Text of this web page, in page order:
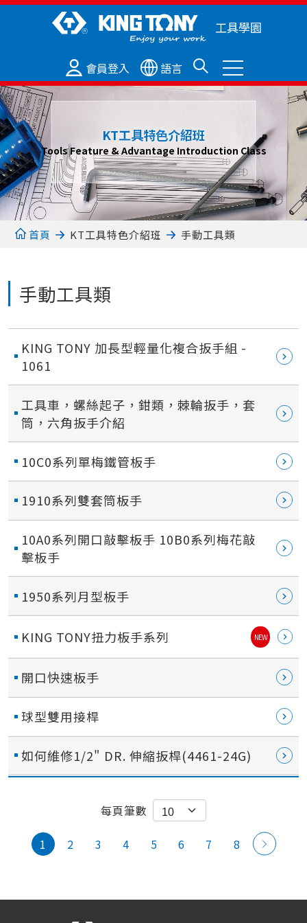
工具學園
會員登入 語言
KT工具特色介紹班
Tools Feature & Advantage Introduction Class
首頁 KT工具特色介紹班 手動工具類
手動工具類
KING TONY 加長型輕量化複合扳手組 -
1061
工具車，螺絲起子，鉗類，棘輪扳手，套
筒，六角扳手介紹
10C0系列單梅鐵管板手
1910系列雙套筒板手
10A0系列開口敲擊板手 10B0系列梅花敲
擊板手
1950系列月型板手
KING TONY扭力板手系列 NEW
開口快速板手
球型雙用接桿
如何維修1/2" DR. 伸縮扳桿(4461-24G)
每頁筆數
1 2 3 4 5 6 7 8